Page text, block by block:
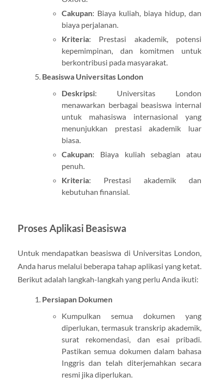
Cakupan: Biaya kuliah, biaya hidup, dan
biaya perjalanan.
Kriteria: Prestasi akademik, potensi
kepemimpinan, dan komitmen untuk
berkontribusi pada masyarakat.
Beasiswa Universitas London
Deskripsi: Universitas London
menawarkan berbagai beasiswa internal
untuk mahasiswa internasional yang
menunjukkan prestasi akademik luar
biasa.
Cakupan: Biaya kuliah sebagian atau
penuh.
Kriteria: Prestasi akademik dan
kebutuhan finansial.
Proses Aplikasi Beasiswa
Untuk mendapatkan beasiswa di Universitas London,
Anda harus melalui beberapa tahap aplikasi yang ketat.
Berikut adalah langkah-langkah yang perlu Anda ikuti:
Persiapan Dokumen
Kumpulkan semua dokumen yang
diperlukan, termasuk transkrip akademik,
surat rekomendasi, dan esai pribadi.
Pastikan semua dokumen dalam bahasa
Inggris dan telah diterjemahkan secara
resmi jika diperlukan.